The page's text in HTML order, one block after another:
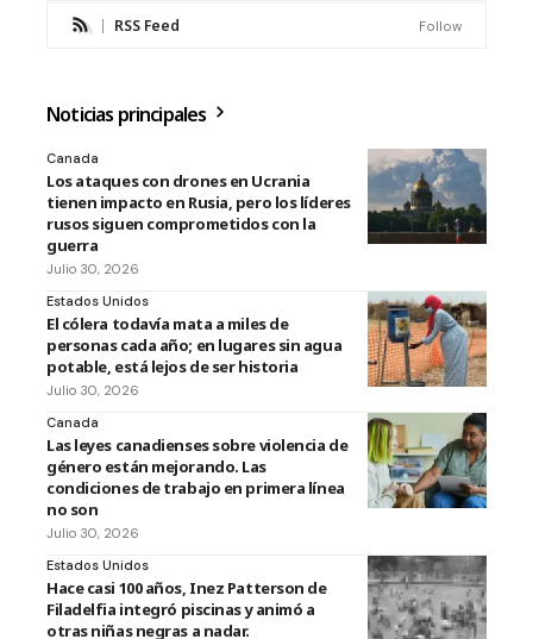
RSS Feed Follow
Noticias principales
Canada
Los ataques con drones en Ucrania
tienen impacto en Rusia, pero los líderes
rusos siguen comprometidos con la
guerra
Julio 30, 2026
Estados Unidos
El cólera todavía mata a miles de
personas cada año; en lugares sin agua
potable, está lejos de ser historia
Julio 30, 2026
Canada
Las leyes canadienses sobre violencia de
género están mejorando. Las
condiciones de trabajo en primera línea
no son
Julio 30, 2026
Estados Unidos
Hace casi 100 años, Inez Patterson de
Filadelfia integró piscinas y animó a
otras niñas negras a nadar.